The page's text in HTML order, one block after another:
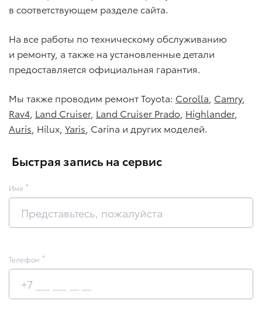
в соответствующем разделе сайта.
На все работы по техническому обслуживанию
и ремонту, а также на установленные детали
предоставляется официальная гарантия.
Мы также проводим ремонт Toyota: Corolla Camry,
Rav4 Land Cruiser, Land Cruiser Prado Highlander,
Auris , Hilux, Yaris , Carina и других моделей.
Быстрая запись на сервис
Имя
Телефон